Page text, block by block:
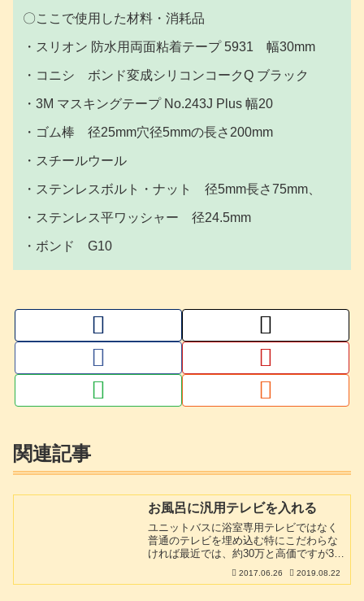
〇ここで使用した材料・消耗品
・スリオン 防水用両面粘着テープ 5931 幅30mm
・コニシ ボンド変成シリコンコークQ ブラック
・3M マスキングテープ No.243J Plus 幅20
・ゴム棒 径25mm穴径5mmの長さ200mm
・スチールウール
・ステンレスボルト・ナット 径5mm長さ75mm、
・ステンレス平ワッシャー 径24.5mm
・ボンド G10
関連記事
お風呂に汎用テレビを入れる
ユニットバスに浴室専用テレビではなく
普通のテレビを埋め込む特にこだわらな
ければ最近では、約30万と高価ですが32
インチの浴室専用テレビが手に入りま
す。また取り付けも比較的容易です。し
2017.06.26 2019.08.22